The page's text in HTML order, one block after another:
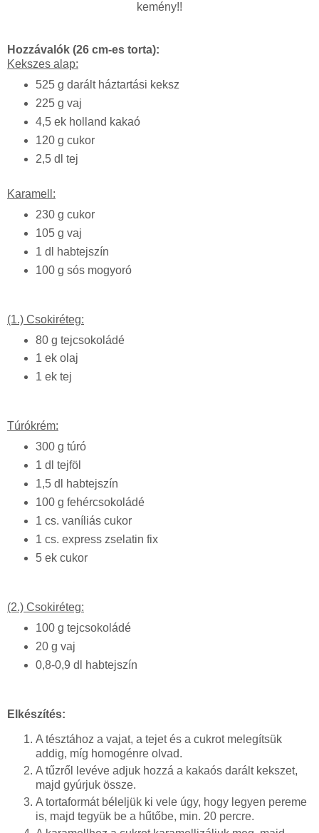
kemény!!
Hozzávalók (26 cm-es torta):
Kekszes alap:
525 g darált háztartási keksz
225 g vaj
4,5 ek holland kakaó
120 g cukor
2,5 dl tej
Karamell:
230 g cukor
105 g vaj
1 dl habtejszín
100 g sós mogyoró
(1.) Csokiréteg:
80 g tejcsokoládé
1 ek olaj
1 ek tej
Túrókrém:
300 g túró
1 dl tejföl
1,5 dl habtejszín
100 g fehércsokoládé
1 cs. vaníliás cukor
1 cs. express zselatin fix
5 ek cukor
(2.) Csokiréteg:
100 g tejcsokoládé
20 g vaj
0,8-0,9 dl habtejszín
Elkészítés:
A tésztához a vajat, a tejet és a cukrot melegítsük
addig, míg homogénre olvad.
A tűzről levéve adjuk hozzá a kakaós darált kekszet,
majd gyúrjuk össze.
A tortaformát béleljük ki vele úgy, hogy legyen pereme
is, majd tegyük be a hűtőbe, min. 20 percre.